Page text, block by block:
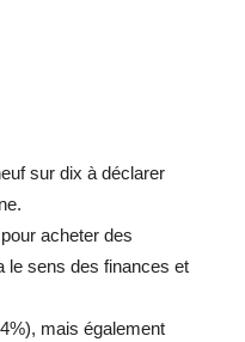
sur dix à déclarer
acheter des
le sens des finances et
mais également